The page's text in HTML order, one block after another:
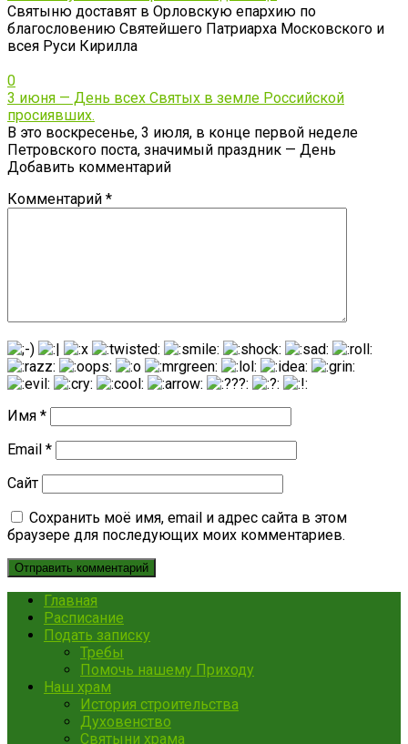
Святыню доставят в Орловскую епархию по
благословению Святейшего Патриарха Московского и
всея Руси Кирилла
0
3 июня — День всех Святых в земле Российской
просиявших.
В это воскресенье, 3 июля, в конце первой неделе
Петровского поста, значимый праздник — День
Добавить комментарий
Комментарий *
Имя *
Email *
Сайт
Сохранить моё имя, email и адрес сайта в этом
браузере для последующих моих комментариев.
Главная
Расписание
Подать записку
Требы
Помочь нашему Приходу
Наш храм
История строительства
Духовенство
Святыни храма